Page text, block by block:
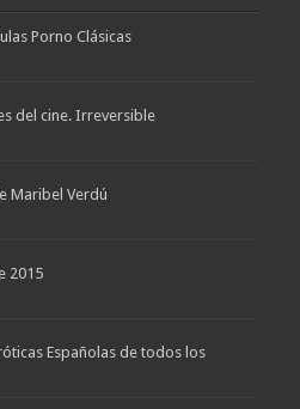
Porno Clásicas
del cine. Irreversible
Maribel Verdú
2015
Españolas de todos los